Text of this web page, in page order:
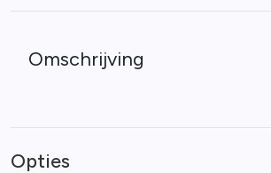
Omschrijving
Opties